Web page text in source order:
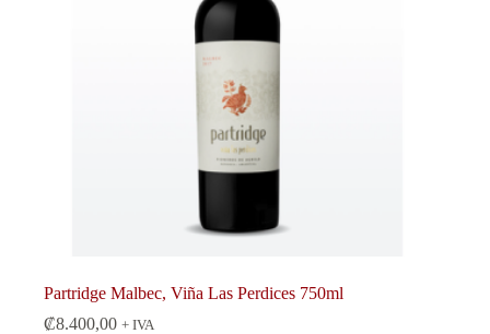
Partridge Malbec, Viña Las Perdices 750ml
₡8.400,00 + IVA